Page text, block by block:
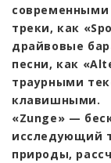
треки, как
драйвовые
песни, как
траурными
клавишными.
«Zunge» —
исследующий
природы,